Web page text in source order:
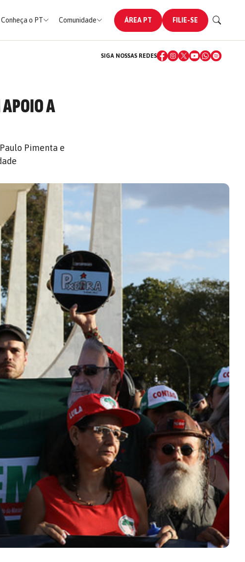
Conheça o PT Comunidade ÁREA PT FILIE-SE
SIGA NOSSAS REDES
A
Pimenta e